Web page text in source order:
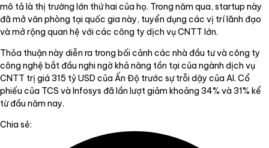
mô tả là thị trường lớn thứ hai của họ. Trong năm qua, startup này
đã mở văn phòng tại quốc gia này, tuyển dụng các vị trí lãnh đạo
và mở rộng quan hệ với các công ty dịch vụ CNTT lớn.
Thỏa thuận này diễn ra trong bối cảnh các nhà đầu tư và công ty
công nghệ bắt đầu nghi ngờ khả năng tồn tại của ngành dịch vụ
CNTT trị giá 315 tỷ USD của Ấn Độ trước sự trỗi dậy của AI. Cổ
phiếu của TCS và Infosys đã lần lượt giảm khoảng 34% và 31% kể
từ đầu năm nay.
Chia sẻ: